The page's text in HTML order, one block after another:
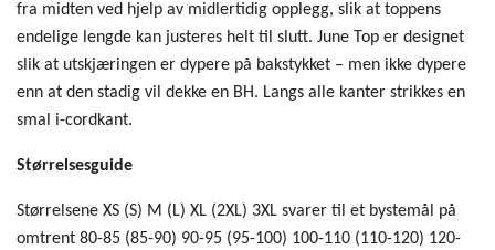
fra midten ved hjelp av midlertidig opplegg, slik at toppens
endelige lengde kan justeres helt til slutt. June Top er designet
slik at utskjæringen er dypere på bakstykket – men ikke dypere
enn at den stadig vil dekke en BH. Langs alle kanter strikkes en
smal i-cordkant.
Størrelsesguide
Størrelsene XS (S) M (L) XL (2XL) 3XL svarer til et bystemål på
omtrent 80-85 (85-90) 90-95 (95-100) 100-110 (110-120) 120-